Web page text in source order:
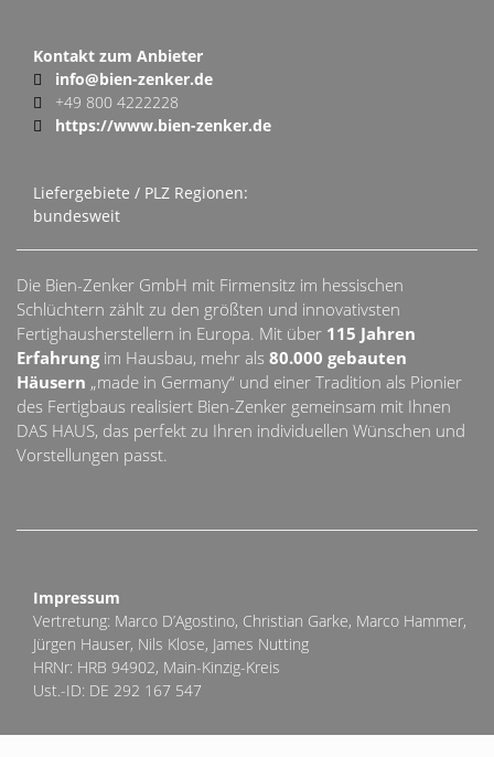
Kontakt zum Anbieter
info@bien-zenker.de
+49 800 4222228
https://www.bien-zenker.de
Liefergebiete / PLZ Regionen:
bundesweit
Die Bien-Zenker GmbH mit Firmensitz im hessischen
Schlüchtern zählt zu den größten und innovativsten
Fertighausherstellern in Europa. Mit über 115 Jahren
Erfahrungim Hausbau, mehr als 80.000 gebauten
Häusern „made in Germany“ und einer Tradition als Pionier
des Fertigbaus realisiert Bien-Zenker gemeinsam mit Ihnen
DAS HAUS, das perfekt zu Ihren individuellen Wünschen und
Vorstellungen passt.
Impressum
Vertretung: Marco D’Agostino, Christian Garke, Marco Hammer,
Jürgen Hauser, Nils Klose, James Nutting
HRNr: HRB 94902, Main-Kinzig-Kreis
Ust.-ID: DE 292 167 547